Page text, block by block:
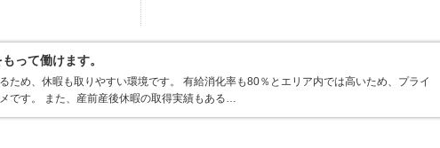
って働けます。
ため、休暇も取りやすい環境です。 有給消化率も80％とエリア内では高いため、プライ
です。 また、産前産後休暇の取得実績もある…